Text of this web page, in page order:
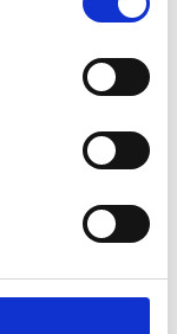
antislip op